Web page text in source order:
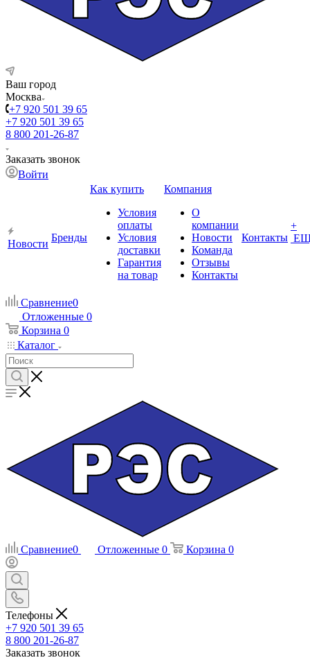
Ваш город
Москва
+7 920 501 39 65
+7 920 501 39 65
8 800 201-26-87
Заказать звонок
Войти
Новости
Бренды
Как купить
Условия
оплаты
Условия
доставки
Гарантия
на товар
Компания
О
компании
Новости
Команда
Отзывы
Контакты
Контакты
+
Сравнение0
Отложенные 0
Корзина 0
Каталог
Сравнение0 Отложенные 0 Корзина 0
Телефоны
+7 920 501 39 65
8 800 201-26-87
Заказать звонок